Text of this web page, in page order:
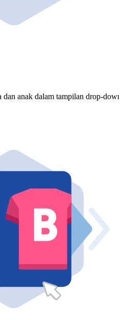
anak dalam tampilan drop-down